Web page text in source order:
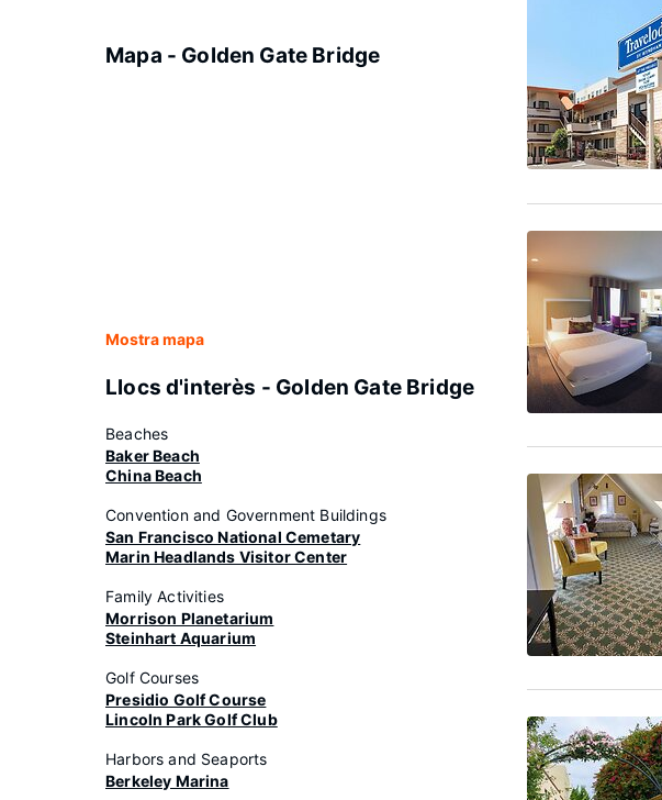
Mapa - Golden Gate Bridge
Mostra mapa
Llocs d'interès - Golden Gate Bridge
Beaches
Baker Beach
China Beach
Convention and Government Buildings
San Francisco National Cemetary
Marin Headlands Visitor Center
Family Activities
Morrison Planetarium
Steinhart Aquarium
Golf Courses
Presidio Golf Course
Lincoln Park Golf Club
Harbors and Seaports
Berkeley Marina